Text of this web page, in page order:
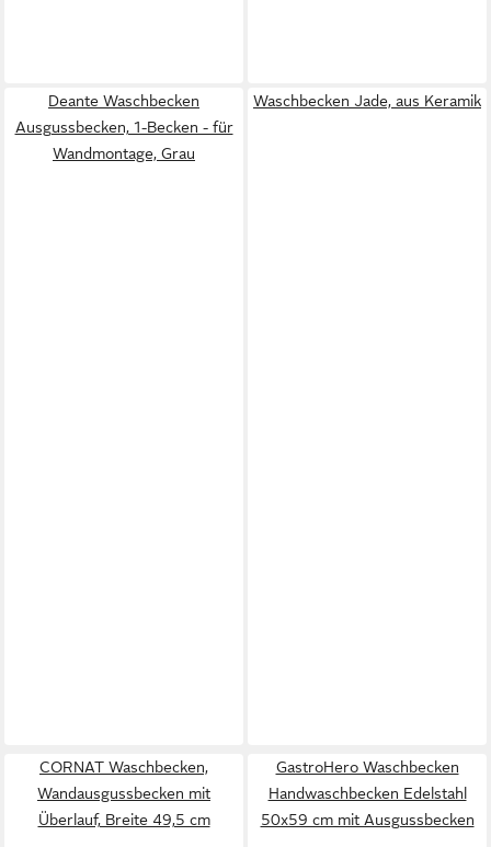
Deante Waschbecken
Ausgussbecken, 1-Becken - für
Wandmontage, Grau
Waschbecken Jade, aus Keramik
CORNAT Waschbecken,
Wandausgussbecken mit
Überlauf, Breite 49,5 cm
GastroHero Waschbecken
Handwaschbecken Edelstahl
50x59 cm mit Ausgussbecken